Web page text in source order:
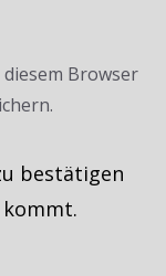
Browser
bestätigen